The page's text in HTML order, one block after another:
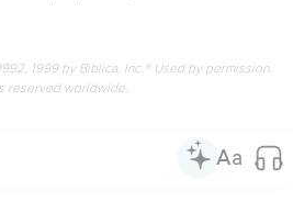
1999 by Biblica, Inc.® Used by permission.
reserved worldwide.